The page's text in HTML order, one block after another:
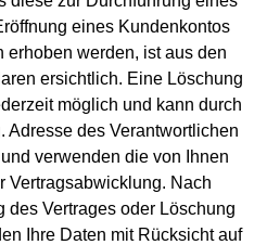
eines Kundenkontos
erhoben werden, ist aus den
ersichtlich. Eine Löschung
möglich und kann durch
Adresse des Verantwortlichen
verwenden die von Ihnen
Vertragsabwicklung. Nach
des Vertrages oder Löschung
Ihre Daten mit Rücksicht auf